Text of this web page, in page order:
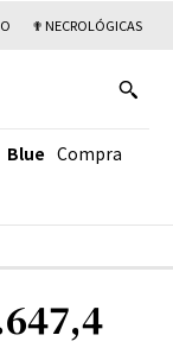
✟ NECROLÓGICAS
Compra